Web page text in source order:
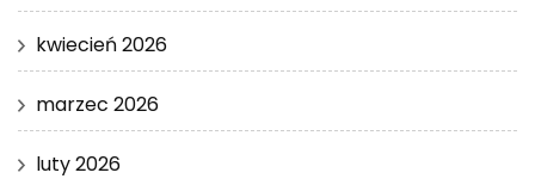
kwiecień 2026
marzec 2026
luty 2026